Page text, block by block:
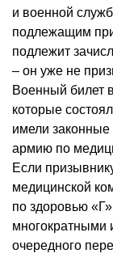
и военной
подлежащим
подлежит
– он уже не
Военный билет
которые
имели законные
армию по
Если
медицинской
по здоровью
многократными
очередного